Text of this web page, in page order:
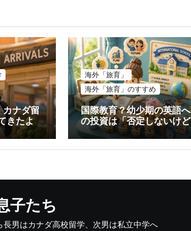
カナダ留
きたよ
海外「旅育」
海外「旅育」のすすめ
国際教育？幼少期の英語へ
の投資は「否定しないけど
もったいない」らしい
子たち
男はカナダ高校留学、次男は私立中学へ